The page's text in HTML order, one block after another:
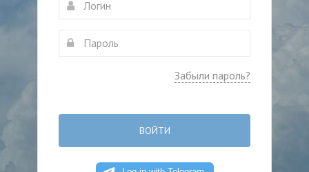
Забыли пароль?
ВОЙТИ